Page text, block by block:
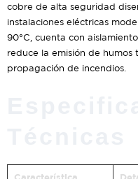
cobre de alta seguridad
instalaciones eléctricas
90°C, cuenta con
reduce la emisión de humos
propagación de incendios.